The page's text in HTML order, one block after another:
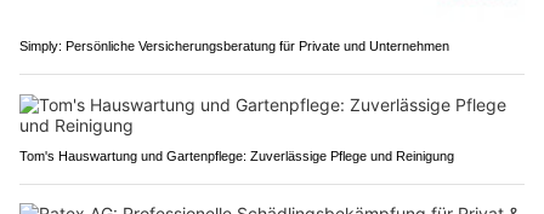
Simply: Persönliche Versicherungsberatung für Private und Unternehmen
Tom's Hauswartung und Gartenpflege: Zuverlässige Pflege und Reinigung